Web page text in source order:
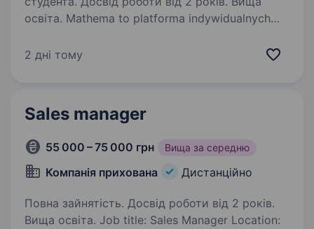
освіта. Mathema to platforma indywidualnych
ponad 15 tys. uczniów. Co miesiąc prowadzimy
2 дні тому
Sales manager
55 000 – 75 000 грн Вища за середню
Компанія прихована Дистанційно
Повна зайнятість. Досвід роботи від 2 років.
Вища освіта. Job title: Sales Manager Location: